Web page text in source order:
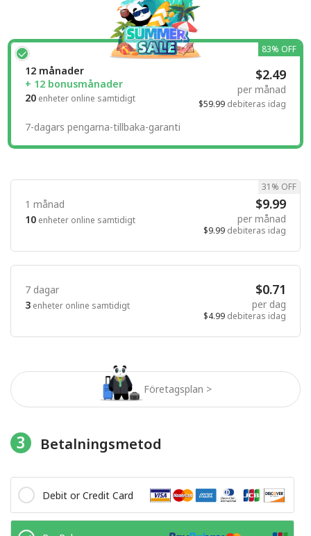
Företagsplan >
12 månader
+ 12 bonusmånader
20 enheter online samtidigt
$2.49
per månad
$59.99 debiteras idag
83% OFF
7-dagars pengarna-tillbaka-garanti
1 månad
10 enheter online samtidigt
$9.99
per månad
$9.99 debiteras idag
31% OFF
7 dagar
3 enheter online samtidigt
$0.71
per dag
$4.99 debiteras idag
3 Betalningsmetod
Debit or Credit Card